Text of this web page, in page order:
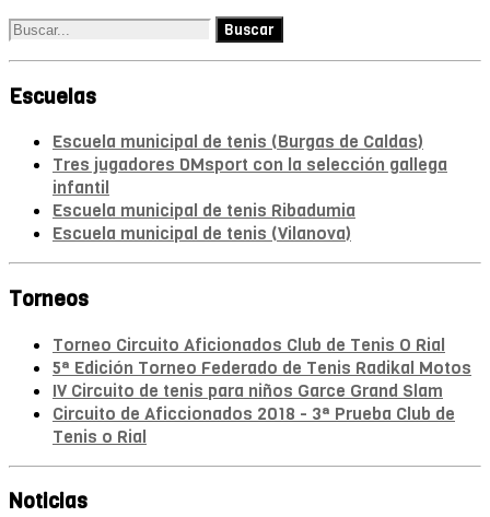
Escuelas
Escuela municipal de tenis (Burgas de Caldas)
Tres jugadores DMsport con la selección gallega
infantil
Escuela municipal de tenis Ribadumia
Escuela municipal de tenis (Vilanova)
Torneos
Torneo Circuito Aficionados Club de Tenis O Rial
5ª Edición Torneo Federado de Tenis Radikal Motos
IV Circuito de tenis para niños Garce Grand Slam
Circuito de Aficcionados 2018 - 3ª Prueba Club de
Tenis o Rial
Noticias